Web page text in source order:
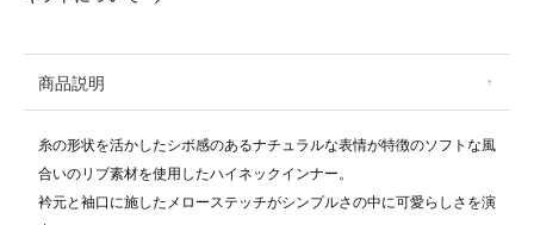
商品説明
糸の形状を活かしたシボ感のあるナチュラルな表情が特徴のソフトな風
合いのリブ素材を使用したハイネックインナー。
衿元と袖口に施したメローステッチがシンプルさの中に可愛らしさを演